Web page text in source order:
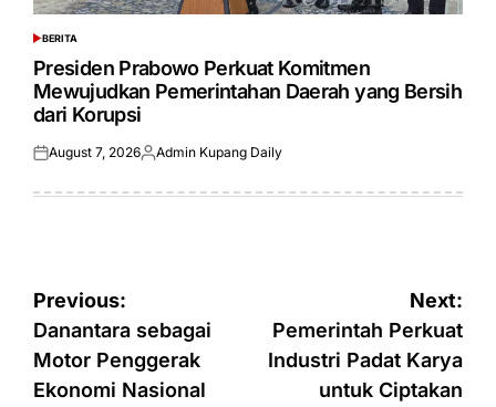
POSTED
IN
BERITA
Presiden Prabowo Perkuat Komitmen
Mewujudkan Pemerintahan Daerah yang Bersih
dari Korupsi
Posted
August 7, 2026Posted
Admin Kupang Daily
Post
navigation
Previous:
Danantara sebagai
Motor Penggerak
Ekonomi Nasional
Next:
Pemerintah Perkuat
Industri Padat Karya
untuk Ciptakan